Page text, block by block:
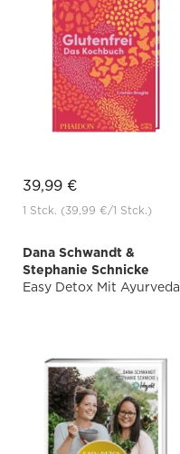
39,99 €
1 Stck. (39,99 €/1 Stck.)
Dana Schwandt &
Stephanie Schnicke
Easy Detox Mit Ayurveda